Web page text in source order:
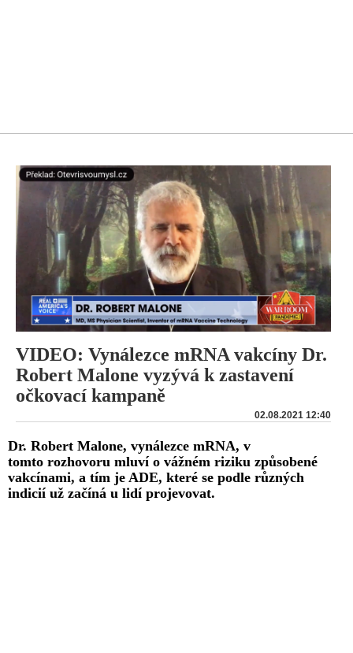
VIDEO: Vynálezce mRNA vakcíny Dr.
Robert Malone vyzývá k zastavení
očkovací kampaně
02.08.2021 12:40
Dr. Robert Malone, vynálezce mRNA, v
tomto rozhovoru mluví o vážném riziku způsobené
vakcínami, a tím je ADE, které se podle různých
indicií už začíná u lidí projevovat.